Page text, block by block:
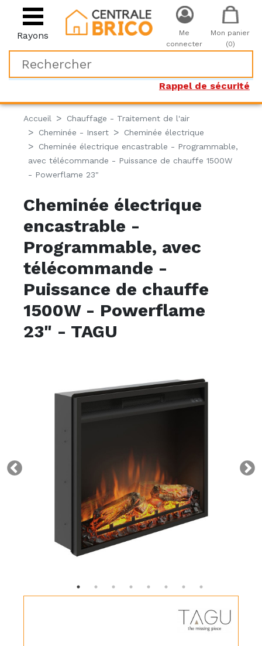
Rayons
Rappel de sécurité
Me
connecter
Mon panier
(0)
Accueil
Chauffage - Traitement de l'air
Cheminée - Insert
Cheminée électrique
Cheminée électrique encastrable - Programmable,
avec télécommande - Puissance de chauffe 1500W
- Powerflame 23"
Cheminée électrique
encastrable -
Programmable, avec
télécommande -
Puissance de chauffe
1500W - Powerflame
23" - TAGU